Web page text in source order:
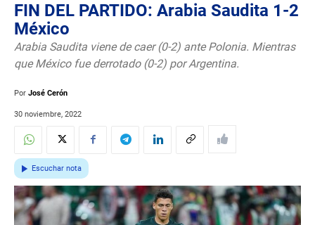
FIN DEL PARTIDO: Arabia Saudita 1-2
México
Arabia Saudita viene de caer (0-2) ante Polonia. Mientras
que México fue derrotado (0-2) por Argentina.
Por José Cerón
30 noviembre, 2022
Escuchar nota